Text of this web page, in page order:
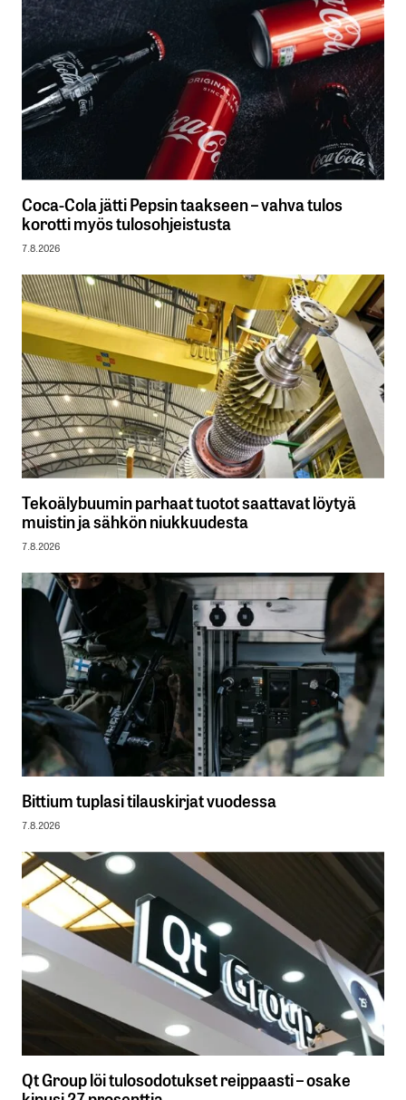
Coca-Cola jätti Pepsin taakseen – vahva tulos
korotti myös tulosohjeistusta
7.8.2026
Tekoälybuumin parhaat tuotot saattavat löytyä
muistin ja sähkön niukkuudesta
7.8.2026
Bittium tuplasi tilauskirjat vuodessa
7.8.2026
Qt Group löi tulosodotukset reippaasti – osake